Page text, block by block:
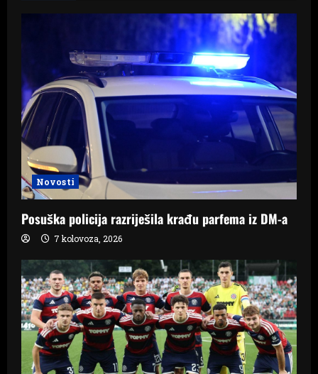
a
t
i
o
n Novosti
Posuška policija razriješila krađu parfema iz DM-a
7 kolovoza, 2026